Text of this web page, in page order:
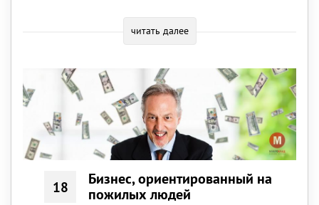
читать далее
18
Бизнес, ориентированный на
пожилых людей